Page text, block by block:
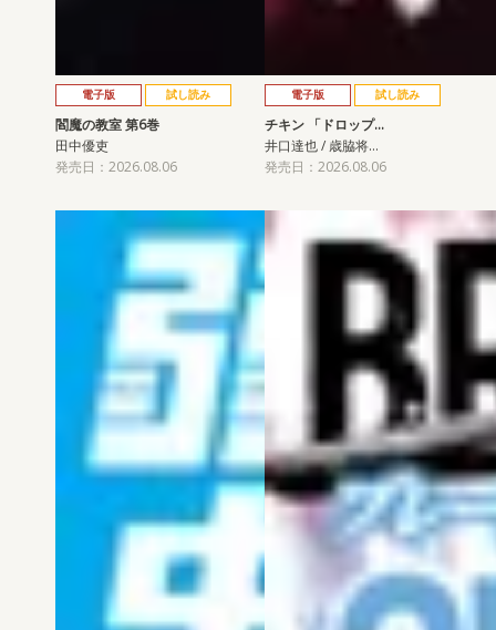
電子版 試し読み
閻魔の教室 第6巻
田中優吏
発売日：2026.08.06
電子版 試し読み
チキン 「ドロップ…
井口達也 / 歳脇将…
発売日：2026.08.06